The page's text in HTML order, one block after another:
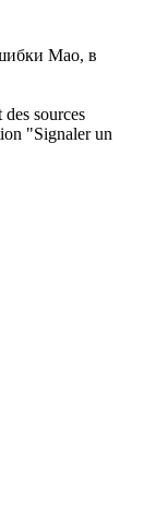
Мао, в
sources
"Signaler un